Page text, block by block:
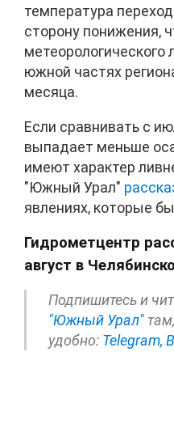
температура
сторону понижения,
метеорологического
южной частях
месяца.
Если сравнивать с
выпадает меньше
имеют характер
"Южный Урал"
явлениях, которые
Гидрометцентр
август в
Подпишитесь и
"Южный Урал"
удобно: Telegram,